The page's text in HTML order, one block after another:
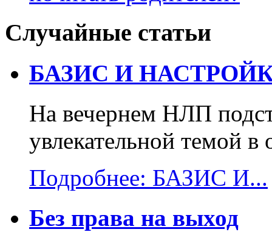
Случайные статьи
БАЗИС И
На вечернем НЛП
увлекательной темой
Подробнее: БАЗИС И...
Без права на выход